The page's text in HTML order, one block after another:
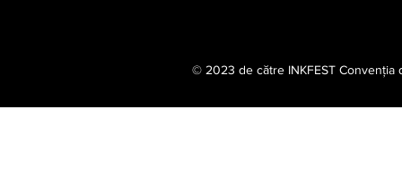
© 2023 de către INKFEST Convenția